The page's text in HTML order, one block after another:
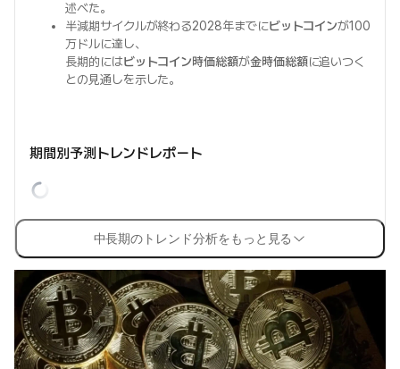
述べた。
半減期サイクルが終わる2028年までにビットコインが100
万ドルに達し、
長期的にはビットコイン時価総額が金時価総額に追いつく
との見通しを示した。
期間別予測トレンドレポート
中長期のトレンド分析をもっと見る